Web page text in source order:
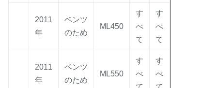
2011
年
ベンツ
のため
ML450
す
べ
て
す
べ
て
2011
年
ベンツ
のため
ML550
す
べ
す
べ